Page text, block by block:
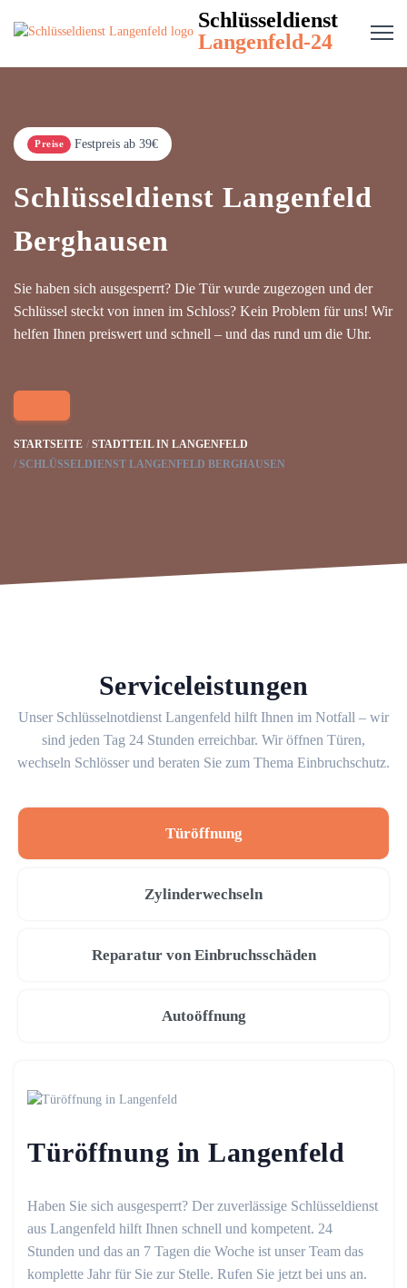
Schlüsseldienst
Langenfeld-24
Preise Festpreis ab 39€
Schlüsseldienst Langenfeld
Berghausen
Sie haben sich ausgesperrt? Die Tür wurde zugezogen und der
Schlüssel steckt von innen im Schloss? Kein Problem für uns! Wir
helfen Ihnen preiswert und schnell – und das rund um die Uhr.
STARTSEITE
STADTTEIL IN LANGENFELD
SCHLÜSSELDIENST LANGENFELD BERGHAUSEN
Serviceleistungen
Unser Schlüsselnotdienst Langenfeld hilft Ihnen im Notfall – wir
sind jeden Tag 24 Stunden erreichbar. Wir öffnen Türen,
wechseln Schlösser und beraten Sie zum Thema Einbruchschutz.
Türöffnung
Zylinderwechseln
Reparatur von Einbruchsschäden
Autoöffnung
Türöffnung in Langenfeld
Haben Sie sich ausgesperrt? Der zuverlässige Schlüsseldienst
aus Langenfeld hilft Ihnen schnell und kompetent. 24
Stunden und das an 7 Tagen die Woche ist unser Team das
komplette Jahr für Sie zur Stelle. Rufen Sie jetzt bei uns an.